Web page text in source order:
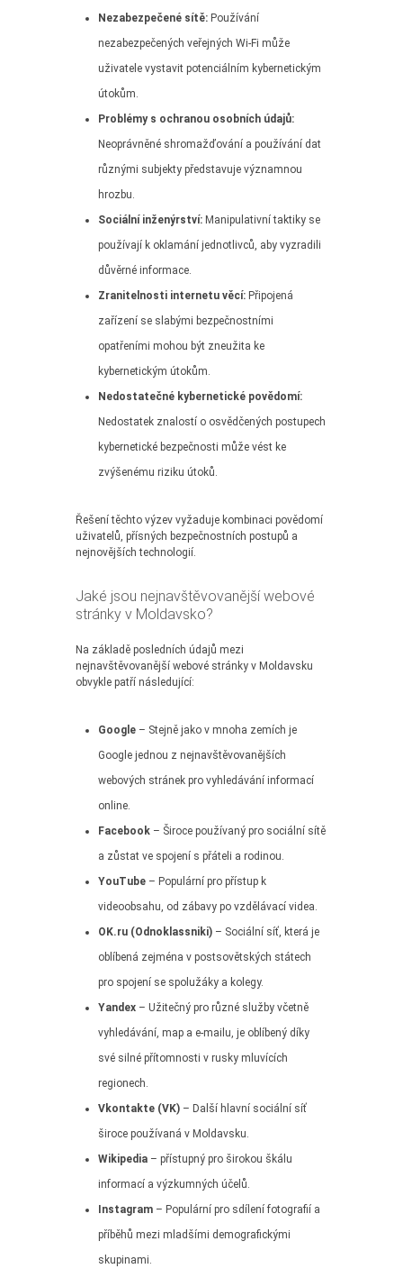
Nezabezpečené sítě: Používání
nezabezpečených veřejných Wi-Fi může
uživatele vystavit potenciálním kybernetickým
útokům.
Problémy s ochranou osobních údajů:
Neoprávněné shromažďování a používání dat
různými subjekty představuje významnou
hrozbu.
Sociální inženýrství: Manipulativní taktiky se
používají k oklamání jednotlivců, aby vyzradili
důvěrné informace.
Zranitelnosti internetu věcí: Připojená
zařízení se slabými bezpečnostními
opatřeními mohou být zneužita ke
kybernetickým útokům.
Nedostatečné kybernetické povědomí:
Nedostatek znalostí o osvědčených postupech
kybernetické bezpečnosti může vést ke
zvýšenému riziku útoků.
Řešení těchto výzev vyžaduje kombinaci povědomí
uživatelů, přísných bezpečnostních postupů a
nejnovějších technologií.
Jaké jsou nejnavštěvovanější webové
stránky v Moldavsko?
Na základě posledních údajů mezi
nejnavštěvovanější webové stránky v Moldavsku
obvykle patří následující:
Google – Stejně jako v mnoha zemích je
Google jednou z nejnavštěvovanějších
webových stránek pro vyhledávání informací
online.
Facebook – Široce používaný pro sociální sítě
a zůstat ve spojení s přáteli a rodinou.
YouTube – Populární pro přístup k
videoobsahu, od zábavy po vzdělávací videa.
OK.ru (Odnoklassniki) – Sociální síť, která je
oblíbená zejména v postsovětských státech
pro spojení se spolužáky a kolegy.
Yandex – Užitečný pro různé služby včetně
vyhledávání, map a e-mailu, je oblíbený díky
své silné přítomnosti v rusky mluvících
regionech.
Vkontakte (VK) – Další hlavní sociální síť
široce používaná v Moldavsku.
Wikipedia – přístupný pro širokou škálu
informací a výzkumných účelů.
Instagram – Populární pro sdílení fotografií a
příběhů mezi mladšími demografickými
skupinami.